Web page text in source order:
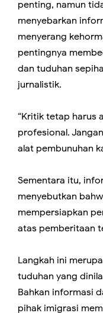
penting, namun
menyebarkan
menyerang
pentingnya
dan tuduhan
jurnalistik.
“Kritik tetap harus
profesional.
alat pembunuhan
Sementara itu,
menyebutkan
mempersiapkan
atas pemberitaan
Langkah ini
tuduhan yang
Bahkan informasi
pihak imigrasi